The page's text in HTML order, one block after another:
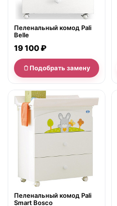
Пеленальный комод Pali
Belle
19 100 ₽
Подобрать замену
нет в продаже
Пеленальный комод Pali
Smart Bosco